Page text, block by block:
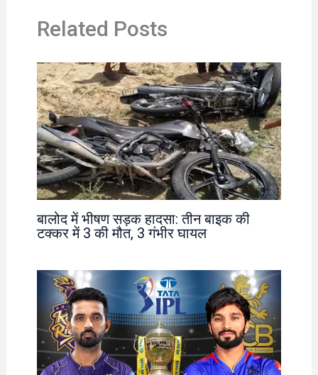
Related Posts
बालोद में भीषण सड़क हादसा: तीन बाइक की
टक्कर में 3 की मौत, 3 गंभीर घायल